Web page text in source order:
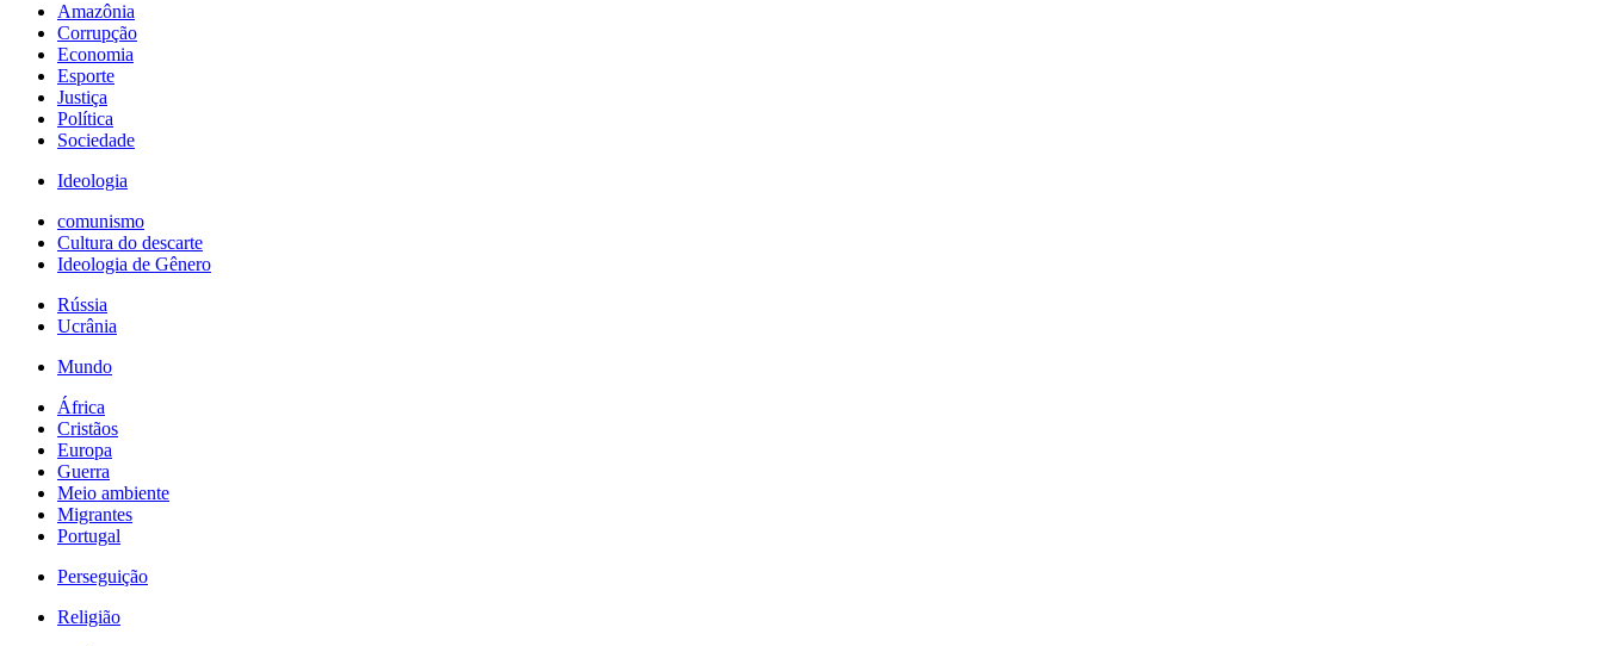
Amazônia
Corrupção
Economia
Esporte
Justiça
Política
Sociedade
Ideologia
comunismo
Cultura do descarte
Ideologia de Gênero
Rússia
Ucrânia
Mundo
África
Cristãos
Europa
Guerra
Meio ambiente
Migrantes
Portugal
Perseguição
Religião